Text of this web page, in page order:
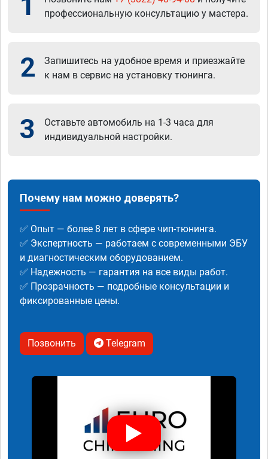
профессиональную консультацию у мастера.
2
Запишитесь на удобное время и приезжайте
к нам в сервис на установку тюнинга.
3
Оставьте автомобиль на 1-3 часа для
индивидуальной настройки.
Почему нам можно доверять?
✅ Опыт — более 8 лет в сфере чип-тюнинга.
✅ Экспертность — работаем с современными ЭБУ
и диагностическим оборудованием.
✅ Надежность — гарантия на все виды работ.
✅ Прозрачность — подробные консультации и
фиксированные цены.
Позвонить Telegram